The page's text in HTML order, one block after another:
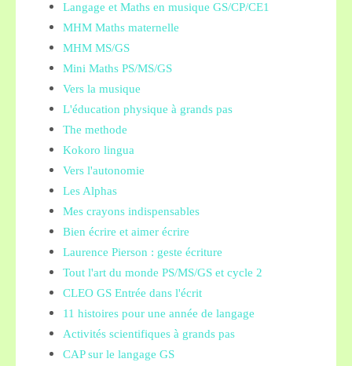
Langage et Maths en musique GS/CP/CE1
MHM Maths maternelle
MHM MS/GS
Mini Maths PS/MS/GS
Vers la musique
L'éducation physique à grands pas
The methode
Kokoro lingua
Vers l'autonomie
Les Alphas
Mes crayons indispensables
Bien écrire et aimer écrire
Laurence Pierson : geste écriture
Tout l'art du monde PS/MS/GS et cycle 2
CLEO GS Entrée dans l'écrit
11 histoires pour une année de langage
Activités scientifiques à grands pas
CAP sur le langage GS